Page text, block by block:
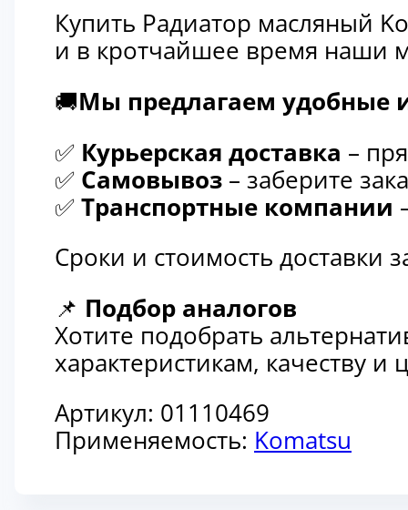
Купить Радиатор масляный
и в кротчайшее время наши
🚚Мы предлагаем удобные
✅ Курьерская доставка –
✅ Самовывоз – заберите
✅ Транспортные компании
Сроки и стоимость доставки
📌 Подбор аналогов
Хотите подобрать
характеристикам, качеству
Артикул: 01110469
Применяемость: Komatsu